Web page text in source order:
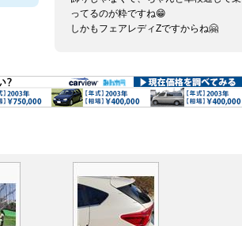
ってるのが粋ですね😁
しかもフェアレディZですからね🤗